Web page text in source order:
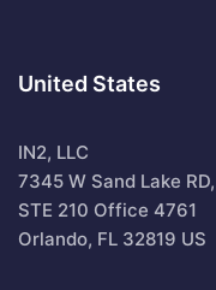
United States
IN2, LLC
7345 W Sand Lake RD,
STE 210 Office 4761
Orlando, FL 32819 US